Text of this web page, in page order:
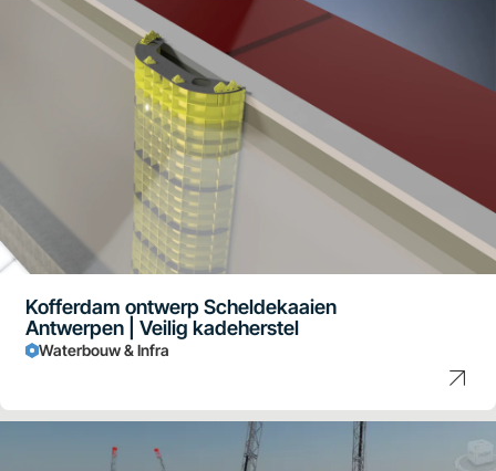
Kofferdam ontwerp Scheldekaaien
Antwerpen | Veilig kadeherstel
Waterbouw & Infra